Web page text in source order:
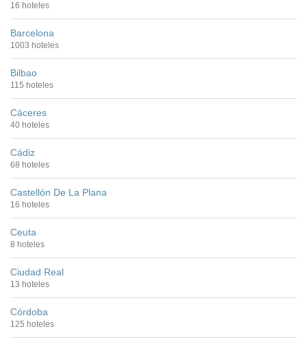
16 hoteles
Barcelona
1003 hoteles
Bilbao
115 hoteles
Cáceres
40 hoteles
Cádiz
68 hoteles
Castellón De La Plana
16 hoteles
Ceuta
8 hoteles
Ciudad Real
13 hoteles
Córdoba
125 hoteles